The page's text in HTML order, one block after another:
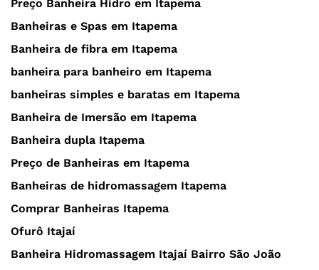
Preço Banheira Hidro em Itapema
Banheiras e Spas em Itapema
Banheira de fibra em Itapema
banheira para banheiro em Itapema
banheiras simples e baratas em Itapema
Banheira de Imersão em Itapema
Banheira dupla Itapema
Preço de Banheiras em Itapema
Banheiras de hidromassagem Itapema
Comprar Banheiras Itapema
Ofurô Itajaí
Banheira Hidromassagem Itajaí Bairro São João